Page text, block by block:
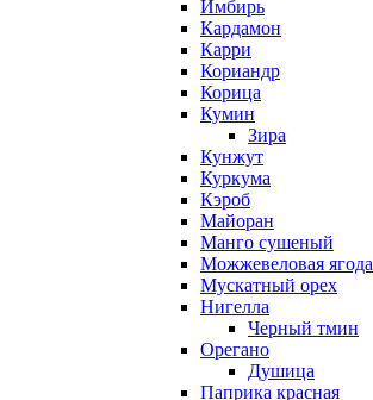
Имбирь
Кардамон
Карри
Кориандр
Корица
Кумин
Зира
Кунжут
Куркума
Кэроб
Майоран
Манго сушеный
Можжевеловая ягода
Мускатный орех
Нигелла
Черный тмин
Орегано
Душица
Паприка красная